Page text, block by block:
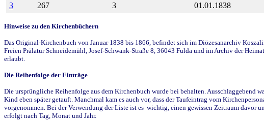
3
267 3 01.01.1838
Hinweise zu den Kirchenbüchern
Das Original-Kirchenbuch von Januar 1838 bis 1866, befindet sich im Diözesanarchiv
Freien Prälatur Schneidemühl, Josef-Schwank-Straße 8, 36043 Fulda und im Archiv der
erlaubt.
Die Reihenfolge der Einträge
Die ursprüngliche Reihenfolge aus dem Kirchenbuch wurde bei behalten. Ausschlaggebend
Kind eben später getauft. Manchmal kam es auch vor, dass der Taufeintrag vom
vorgenommen. Bei der Verwendung der Liste ist es wichtig, einen gewissen Zeitraum davor
erfolgt nach Tag, Monat und Jahr.